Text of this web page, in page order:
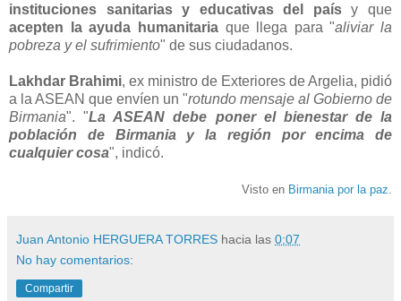
instituciones sanitarias y educativas del paísy que
acepten la ayuda humanitariaque llega para "aliviar la
pobreza y el sufrimiento" de sus ciudadanos.
Lakhdar Brahimi, ex ministro de Exteriores de Argelia, pidió
a la ASEAN que envíen un "rotundo mensaje al Gobierno de
Birmania". "La ASEAN debe poner el bienestar de la
población de Birmania y la región por encima de
cualquier cosa", indicó.
Visto en Birmania por la paz.
Juan Antonio HERGUERA TORRES hacia las 0:07
No hay comentarios:
Compartir